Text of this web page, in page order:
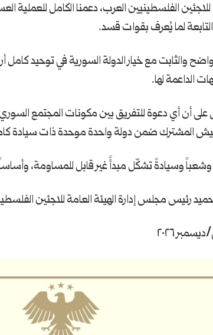
للاجئين الفلسطينيين العرب، دعمنا الكامل
لما يُعرف بقوات قسد.
والثابت مع خيار الدولة السورية في توحيد كامل
الداعمة لها.
أن أي دعوة للتفريق بين مكونات المجتمع
المشترك ضمن دولة واحدة موحدة ذات سيادة
وسيادةً تشكّل مبدأً غير قابل للمساومة،
رئيس مجلس إدارة الهيئة العامة للاجئين